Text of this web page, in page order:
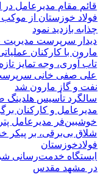
قائم مقام مدیرعامل در
فولاد خوزستان از
چذابه بازدید نمود
دیدار سرپرست مدیریت
مارون با کارکنان
تاب آوری، وجه تمایز
علی صفی خانی
نفت و گاز مارون شد
سالگرد تأسیس هلدینگ
مدیرعامل و کارکنان
خوشبین‌فر مدیرعامل
شلاق‌ بی‌برقی، بر پیکر
فولادخوزستان
ایستگاه خدمت‌رسانی
در مشهد مقدس